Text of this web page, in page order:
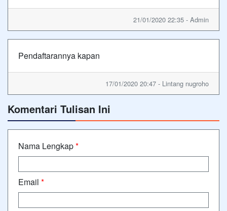
21/01/2020 22:35 - Admin
Pendaftarannya kapan
17/01/2020 20:47 - Lintang nugroho
Komentari Tulisan Ini
Nama Lengkap*
Email *